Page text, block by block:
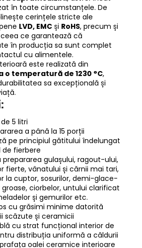
în toate circumstanțele. De
cerințele stricte ale
LVD, EMC și RoHS, precum și
ce garantează că
în producția sa sunt complet
cu alimentele.
este realizată din
o temperatură de 1230 °C,
sa excepțională și
5 litri
a până la 15 porții
pe principiul gătitului îndelungat
fierbere
prepararea gulașului, ragout-ului,
fierte, vânatului și cărnii mai tari,
la cuptor, sosurilor, demi-glace-
groase, ciorbelor, untului clarificat
și gemurilor etc.
cu grăsimi minime datorită
scăzute și ceramicii
cu strat funcțional interior de
distribuția uniformă a căldurii
oalei ceramice interioare